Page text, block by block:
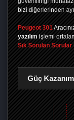
bizi diğerlerinden
Peugeot 301
yazılım işlemi
Sık Sorulan Sorular
Güç